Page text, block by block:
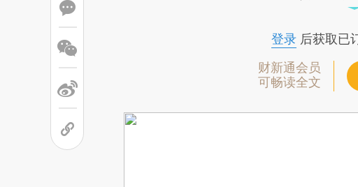
登录后获取已
财新通会员
可畅读全文